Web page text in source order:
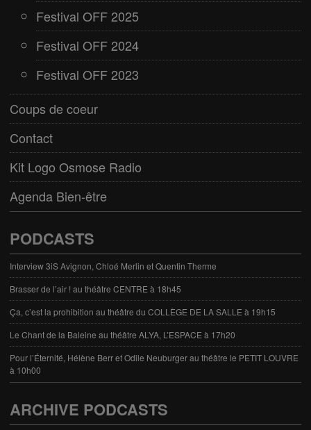
Festival OFF 2025
Festival OFF 2024
Festival OFF 2023
Coups de coeur
Contact
Kit Logo Osmose Radio
Agenda Bien-être
PODCASTS
Interview 3iS Avignon, Chloé Merlin et Quentin Therme
Brasser de l’air ! au théâtre CENTRE à 18h45
Ça, c’est la prohibition au théâtre du COLLÈGE DE LA SALLE à 19h15
Le Chant de la Baleine au théâtre ALYA, L’ESPACE à 17h20
Pour l’Éternité, Hélène Berr et Odile Neuburger au théâtre le PETIT LOUVRE
à 10h00
ARCHIVE PODCASTS